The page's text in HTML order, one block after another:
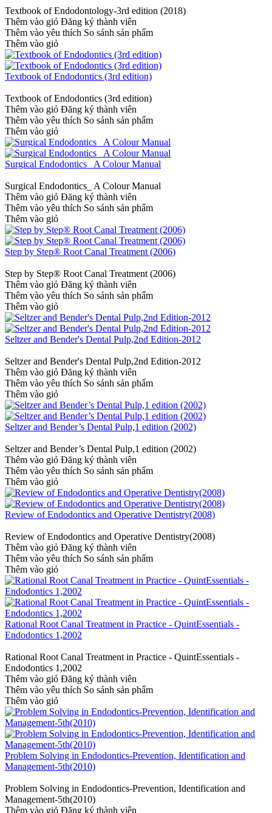
Textbook of Endodontology-3rd edition (2018)
Thêm vào giỏ Đăng ký thành viên
Thêm vào yêu thích So sánh sản phẩm
Thêm vào giỏ
Textbook of Endodontics (3rd edition)
Textbook of Endodontics (3rd edition)
Thêm vào giỏ Đăng ký thành viên
Thêm vào yêu thích So sánh sản phẩm
Thêm vào giỏ
Surgical Endodontics_ A Colour Manual
Surgical Endodontics_ A Colour Manual
Thêm vào giỏ Đăng ký thành viên
Thêm vào yêu thích So sánh sản phẩm
Thêm vào giỏ
Step by Step® Root Canal Treatment (2006)
Step by Step® Root Canal Treatment (2006)
Thêm vào giỏ Đăng ký thành viên
Thêm vào yêu thích So sánh sản phẩm
Thêm vào giỏ
Seltzer and Bender's Dental Pulp,2nd Edition-2012
Seltzer and Bender's Dental Pulp,2nd Edition-2012
Thêm vào giỏ Đăng ký thành viên
Thêm vào yêu thích So sánh sản phẩm
Thêm vào giỏ
Seltzer and Bender’s Dental Pulp,1 edition (2002)
Seltzer and Bender’s Dental Pulp,1 edition (2002)
Thêm vào giỏ Đăng ký thành viên
Thêm vào yêu thích So sánh sản phẩm
Thêm vào giỏ
Review of Endodontics and Operative Dentistry(2008)
Review of Endodontics and Operative Dentistry(2008)
Thêm vào giỏ Đăng ký thành viên
Thêm vào yêu thích So sánh sản phẩm
Thêm vào giỏ
Rational Root Canal Treatment in Practice - QuintEssentials -
Endodontics 1,2002
Rational Root Canal Treatment in Practice - QuintEssentials -
Endodontics 1,2002
Thêm vào giỏ Đăng ký thành viên
Thêm vào yêu thích So sánh sản phẩm
Thêm vào giỏ
Problem Solving in Endodontics-Prevention, Identification and
Management-5th(2010)
Problem Solving in Endodontics-Prevention, Identification and
Management-5th(2010)
Thêm vào giỏ Đăng ký thành viên